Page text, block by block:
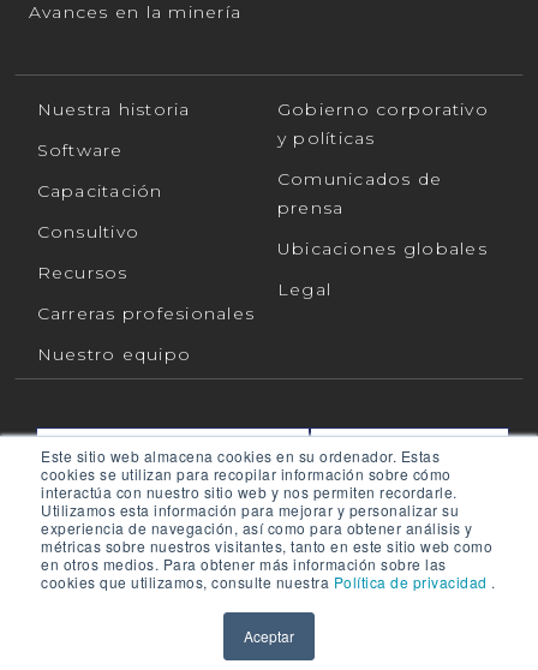
Este sitio web almacena cookies en su ordenador. Estas
cookies se utilizan para recopilar información sobre cómo
interactúa con nuestro sitio web y nos permiten recordarle.
Utilizamos esta información para mejorar y personalizar su
experiencia de navegación, así como para obtener análisis y
métricas sobre nuestros visitantes, tanto en este sitio web como
en otros medios. Para obtener más información sobre las
cookies que utilizamos, consulte nuestra Política de privacidad .
Aceptar
Avances en la minería
Nuestra historia
Software
Capacitación
Consultivo
Recursos
Carreras profesionales
Nuestro equipo
Gobierno corporativo
y políticas
Comunicados de
prensa
Ubicaciones globales
Legal
CONTÁCTANOS APOYO
Conéctate con nosotros en:
RPMGLOBAL HOLDINGS PTY LTD. (RPMGLOBAL) ACN:
010 672 321 (RPMGlobal) © 2026 RPMGlobal
Política de privacidad de RPM